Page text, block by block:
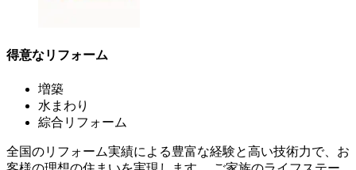
得意なリフォーム
増築
水まわり
綜合リフォーム
全国のリフォーム実績による豊富な経験と高い技術力で、お